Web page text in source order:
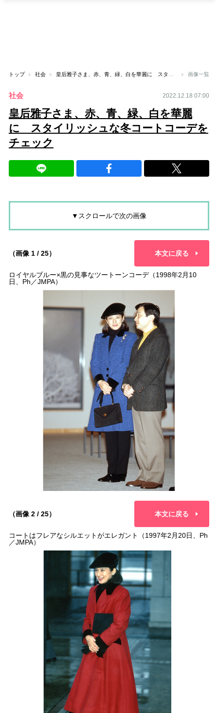
トップ 社会 画像一覧
社会 2022.12.18 07:00
皇后雅子さま、赤、青、緑、白を華麗
に スタイリッシュな冬コートコーデを
チェック
▼スクロールで次の画像
（画像 1 / 25） 本文に戻る
ロイヤルブルー×黒の見事なツートーンコーデ（1998年2月10
日、Ph／JMPA）
（画像 2 / 25） 本文に戻る
コートはフレアなシルエットがエレガント（1997年2月20日、Ph
／JMPA）